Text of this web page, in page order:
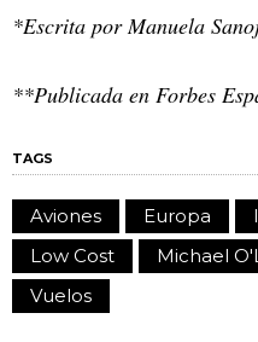
*Escrita por Manuela
**Publicada en Forbes
TAGS
Aviones Europa
Low Cost
Michael
Vuelos